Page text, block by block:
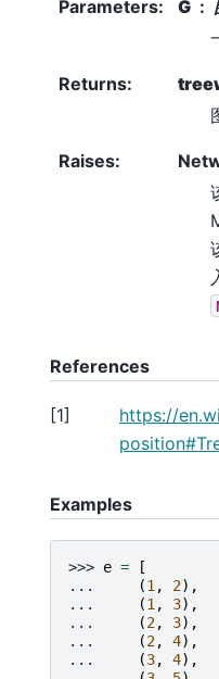
Parameters: G
Returns:
Raises:
References
[1]
https://
Examples
>>> e =
[
...
(1 , 2),
...
(1 , 3),
...
(2, 3),
...
(2, 4),
...
(3, 4),